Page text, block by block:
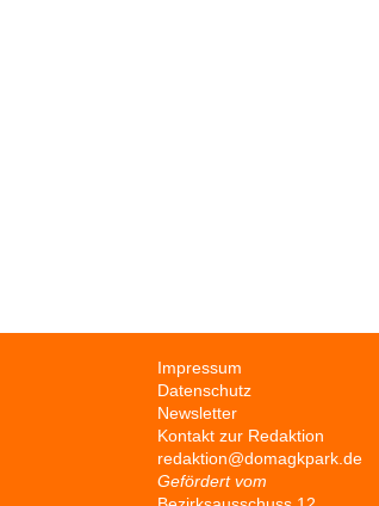
Navigation
überspringen
Impressum
Datenschutz
Newsletter
Kontakt zur Redaktion
redaktion@domagkpark.de
Gefördert vom